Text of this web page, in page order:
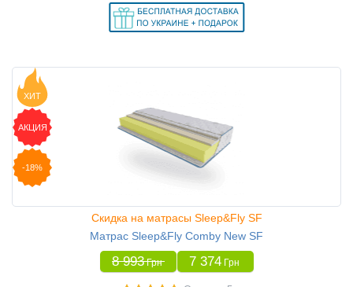
ХИТ
АКЦИЯ
-18%
Скидка на матрасы Sleep&Fly SF
Матрас Sleep&Fly Comby New SF
8 993 Грн 7 374 Грн